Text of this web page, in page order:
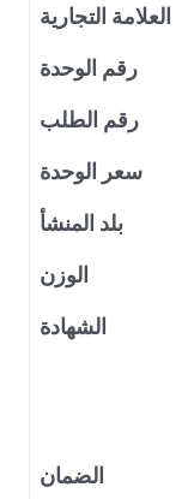
العلامة التجارية
رقم الوحدة
رقم الطلب
سعر الوحدة
بلد المنشأ
الوزن
الشهادة
الضمان